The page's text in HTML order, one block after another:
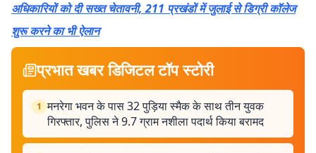
अधिकारियों को दी सख्त चेतावनी, 211 प्रखंडों में जुलाई से डिग्री कॉलेज
शुरू करने का भी ऐलान
प्रभात खबर डिजिटल टॉप स्टोरी
1 मनरेगा भवन के पास 32 पुड़िया स्मैक के साथ तीन युवक
गिरफ्तार, पुलिस ने 9.7 ग्राम नशीला पदार्थ किया बरामद